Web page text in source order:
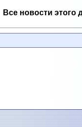
Все новости этого